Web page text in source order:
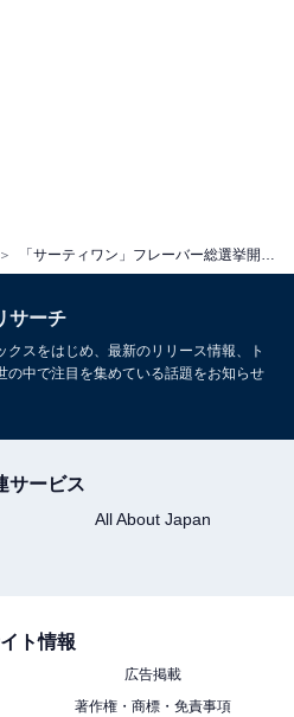
たし、今回は念願の第1位に
ホワイトチョコ風味のアイス
ース入りのハート形菓子が入
でなく、見た目もかわいいフ
ポ一択！！」「期間限定時代
コメントがあり、10～40代ま
を獲得しました。
ンキング結果を見る
サーチ
スをはじめ、最新のリリース情報、ト
の中で注目を集めている話題をお知らせ
サービス
All About Japan
ト情報
広告掲載
著作権・商標・免責事項